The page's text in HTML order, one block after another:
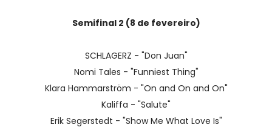
Semifinal 2 (8 de fevereiro)
SCHLAGERZ - "Don Juan"
Nomi Tales - "Funniest Thing"
Klara Hammarström - "On and On and On"
Kaliffa - "Salute"
Erik Segerstedt - "Show Me What Love Is"